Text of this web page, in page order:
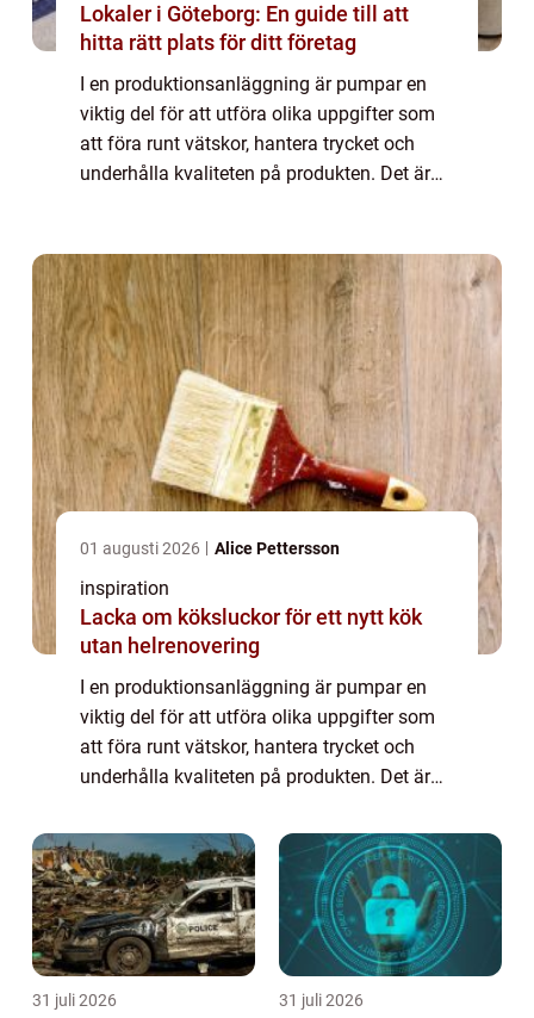
Lokaler i Göteborg: En guide till att
hitta rätt plats för ditt företag
I en produktionsanläggning är pumpar en
viktig del för att utföra olika uppgifter som
att föra runt vätskor, hantera trycket och
underhålla kvaliteten på produkten. Det är
01 augusti 2026 Alice Pettersson
inspiration
Lacka om köksluckor för ett nytt kök
utan helrenovering
I en produktionsanläggning är pumpar en
viktig del för att utföra olika uppgifter som
att föra runt vätskor, hantera trycket och
underhålla kvaliteten på produkten. Det är
31 juli 2026 31 juli 2026